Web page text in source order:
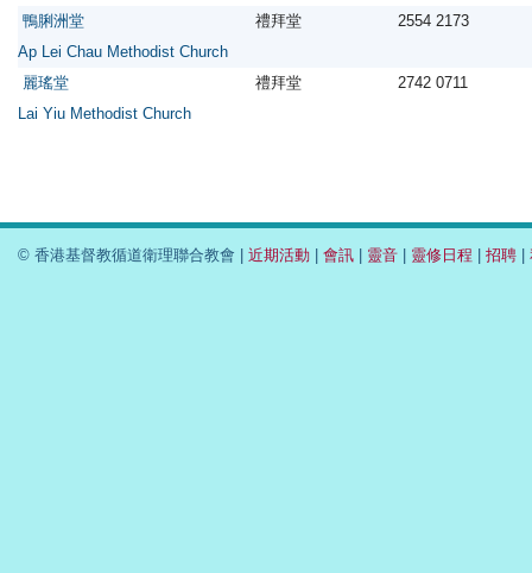
鴨脷洲堂
Ap Lei Chau Methodist Church
禮拜堂 2554 2173
麗瑤堂
Lai Yiu Methodist Church
禮拜堂 2742 0711
© 香港基督教循道衛理聯合教會 | 近期活動 | 會訊 | 靈音 | 靈修日程 | 招聘 |